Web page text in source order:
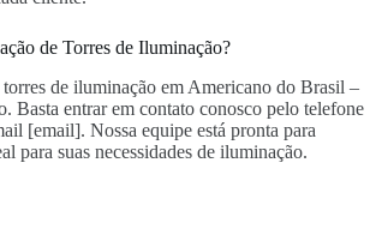
de Torres de Iluminação?
de iluminação em Americano do Brasil –
Basta entrar em contato conosco pelo telefone
[email]. Nossa equipe está pronta para
para suas necessidades de iluminação.